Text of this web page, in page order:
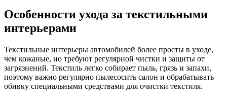
Особенности ухода за текстильными
интерьерами
Текстильные интерьеры автомобилей более просты в уходе,
чем кожаные, но требуют регулярной чистки и защиты от
загрязнений. Текстиль легко собирает пыль, грязь и запахи,
поэтому важно регулярно пылесосить салон и обрабатывать
обивку специальными средствами для очистки текстиля.